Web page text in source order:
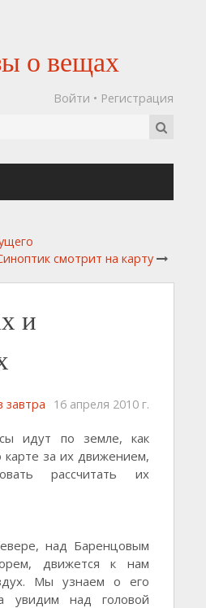
о вещах
Войти • Регистрация
смотрит на карту
и
завтра 16 апреля 2010 г.
идут по земле, как
карте за их движением,
рассчитать их
над Баренцовым
движется к нам
Мы узнаем о его
увидим над головой